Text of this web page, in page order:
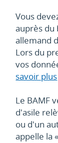
Vous
auprès du
allemand
Lors du
vos
savoir plus
Le BAMF
d'asile
ou d'un
appelle la«